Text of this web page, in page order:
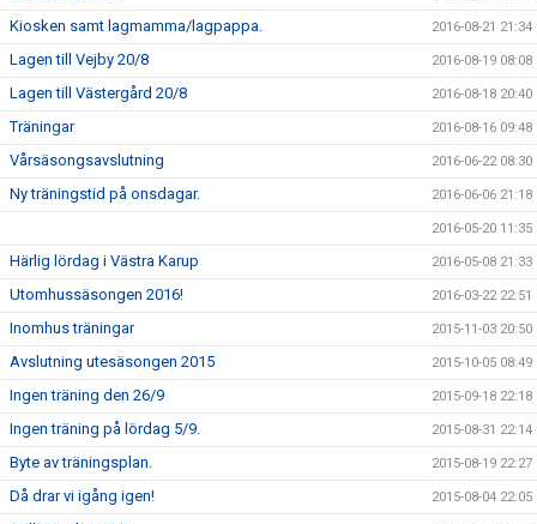
Kiosken samt lagmamma/lagpappa. 2016-08-21 21:34
Lagen till Vejby 20/8 2016-08-19 08:08
Lagen till Västergård 20/8 2016-08-18 20:40
Träningar 2016-08-16 09:48
Vårsäsongsavslutning 2016-06-22 08:30
Ny träningstid på onsdagar. 2016-06-06 21:18
2016-05-20 11:35
Härlig lördag i Västra Karup 2016-05-08 21:33
Utomhussäsongen 2016! 2016-03-22 22:51
Inomhus träningar 2015-11-03 20:50
Avslutning utesäsongen 2015 2015-10-05 08:49
Ingen träning den 26/9 2015-09-18 22:18
Ingen träning på lördag 5/9. 2015-08-31 22:14
Byte av träningsplan. 2015-08-19 22:27
Då drar vi igång igen! 2015-08-04 22:05